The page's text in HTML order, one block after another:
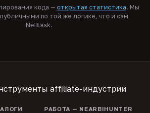
кода — открытая статистика. Мы
по той же логике, что и сам
NeBlask.
affiliate-индустрии
РАБОТА — NEARBIHUNTER